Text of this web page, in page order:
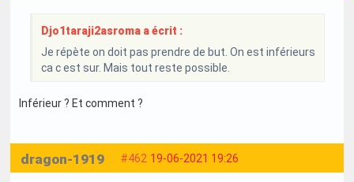
Djo1taraji2asroma a écrit :
Je répète on doit pas prendre de but. On est inférieurs
ca c est sur. Mais tout reste possible.
Inférieur ? Et comment ?
#462 19-06-2021 19:26
dragon-1919